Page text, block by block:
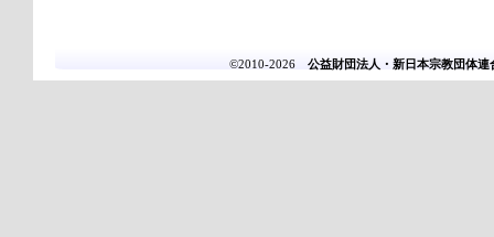
©2010-2026 公益財団法人・新日本宗教団体連